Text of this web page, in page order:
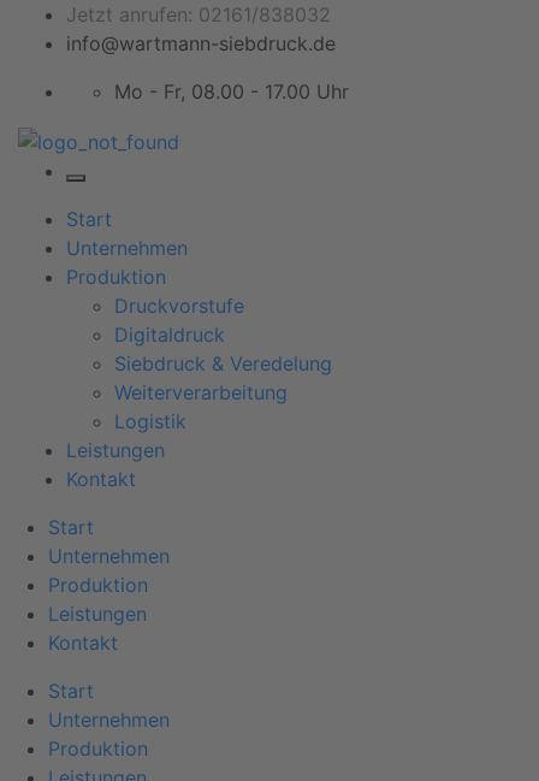
Jetzt anrufen: 02161/838032
info@wartmann-siebdruck.de
Mo - Fr, 08.00 - 17.00 Uhr
Start
Unternehmen
Produktion
Druckvorstufe
Digitaldruck
Siebdruck & Veredelung
Weiterverarbeitung
Logistik
Leistungen
Kontakt
Start
Unternehmen
Produktion
Leistungen
Kontakt
Start
Unternehmen
Produktion